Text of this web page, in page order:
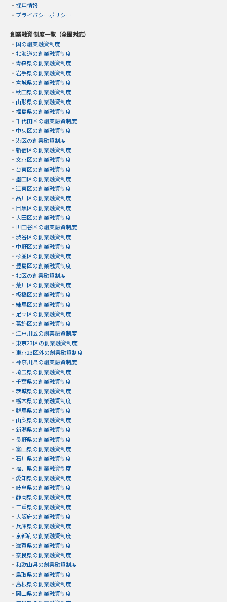
・ 採用情報
・ プライバシーポリシー
創業融資 制度一覧（全国対応）
・ 国の創業融資制度
・ 北海道の創業融資制度
・ 青森県の創業融資制度
・ 岩手県の創業融資制度
・ 宮城県の創業融資制度
・ 秋田県の創業融資制度
・ 山形県の創業融資制度
・ 福島県の創業融資制度
・ 千代田区の創業融資制度
・ 中央区の創業融資制度
・ 港区の創業融資制度
・ 新宿区の創業融資制度
・ 文京区の創業融資制度
・ 台東区の創業融資制度
・ 墨田区の創業融資制度
・ 江東区の創業融資制度
・ 品川区の創業融資制度
・ 目黒区の創業融資制度
・ 大田区の創業融資制度
・ 世田谷区の創業融資制度
・ 渋谷区の創業融資制度
・ 中野区の創業融資制度
・ 杉並区の創業融資制度
・ 豊島区の創業融資制度
・ 北区の創業融資制度
・ 荒川区の創業融資制度
・ 板橋区の創業融資制度
・ 練馬区の創業融資制度
・ 足立区の創業融資制度
・ 葛飾区の創業融資制度
・ 江戸川区の創業融資制度
・ 東京23区の創業融資制度
・ 東京23区外の創業融資制度
・ 神奈川県の創業融資制度
・ 埼玉県の創業融資制度
・ 千葉県の創業融資制度
・ 茨城県の創業融資制度
・ 栃木県の創業融資制度
・ 群馬県の創業融資制度
・ 山梨県の創業融資制度
・ 新潟県の創業融資制度
・ 長野県の創業融資制度
・ 富山県の創業融資制度
・ 石川県の創業融資制度
・ 福井県の創業融資制度
・ 愛知県の創業融資制度
・ 岐阜県の創業融資制度
・ 静岡県の創業融資制度
・ 三重県の創業融資制度
・ 大阪府の創業融資制度
・ 兵庫県の創業融資制度
・ 京都府の創業融資制度
・ 滋賀県の創業融資制度
・ 奈良県の創業融資制度
・ 和歌山県の創業融資制度
・ 鳥取県の創業融資制度
・ 島根県の創業融資制度
・ 岡山県の創業融資制度